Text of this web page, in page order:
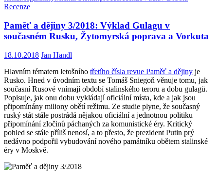
Recenze
Paměť a dějiny 3/2018: Výklad Gulagu v
současném Rusku, Žytomyrská poprava a Vorkuta
18.10.2018 Jan Handl
Hlavním tématem letošního třetího čísla revue Paměť a dějiny je
Rusko. Hned v úvodním textu se Tomáš Sniegoň věnuje tomu, jak
současní Rusové vnímají období stalinského teroru a dobu gulagů.
Popisuje, jak onu dobu vykládají oficiální místa, kde a jak jsou
připomínány miliony obětí režimu. Ze studie plyne, že současný
ruský stát stále postrádá nějakou oficiální a jednotnou politiku
připomínání zločinů páchaných za komunistické éry. Kritický
pohled se stále příliš nenosí, a to přesto, že prezident Putin prý
nedávno podpořil vybudování nového památníku obětem stalinské
éry v Moskvě.